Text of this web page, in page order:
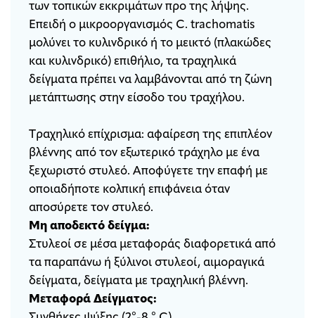
των τοπικών εκκριμάτων προ της λήψης.
Επειδή o μικροοργανισμός C. trachomatis
μολύνει το κυλινδρικό ή το μεικτό (πλακώδες
και κυλινδρικό) επιθήλιο, τα τραχηλικά
δείγματα πρέπει να λαμβάνονται από τη ζώνη
μετάπτωσης στην είσοδο του τραχήλου.
Tραχηλικό επίχρισμα: αφαίρεση της επιπλέον
βλέννης από τον εξωτερικό τράχηλο με ένα
ξεχωριστό στυλεό. Αποφύγετε την επαφή με
οποιαδήποτε κολπική επιφάνεια όταν
αποσύρετε τον στυλεό.
Μη αποδεκτό δείγμα:
Στυλεοί σε μέσα μεταφοράς διαφορετικά από
τα παραπάνω ή ξύλινοι στυλεοί, αιμοραγικά
δείγματα, δείγματα με τραχηλική βλέννη.
Μεταφορά Δείγματος: